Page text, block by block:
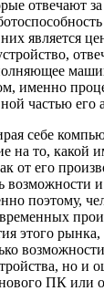
отвечают
является
именно
частью его
себе
на то, какой
от его
возможности
поэтому,
этого
но и
ПК или